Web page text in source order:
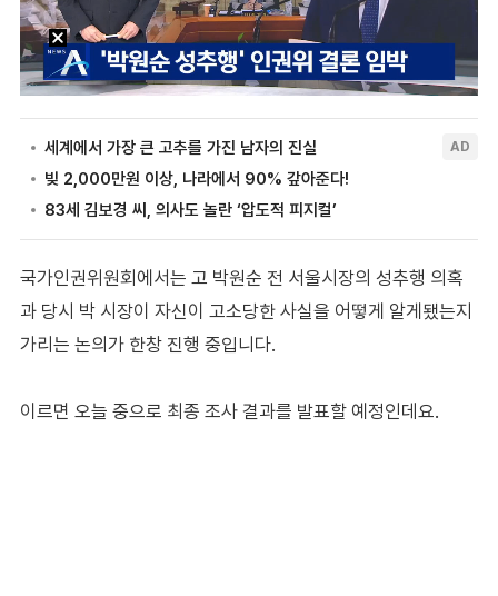
국가인권위원회에서는 고 박원순 전 서울시장의 성추행 의혹
과 당시 박 시장이 자신이 고소당한 사실을 어떻게 알게됐는지
가리는 논의가 한창 진행 중입니다.
이르면 오늘 중으로 최종 조사 결과를 발표할 예정인데요.